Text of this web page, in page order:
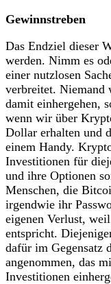
Gewinnstreben
Das Endziel dieser
werden. Nimm es
einer nutzlosen
verbreitet.
damit einhergehen,
wenn wir über
Dollar erhalten und
einem Handy.
Investitionen für
und ihre Optionen
Menschen, die
irgendwie ihr
eigenen Verlust,
entspricht.
dafür im Gegensatz
angenommen, das
Investitionen